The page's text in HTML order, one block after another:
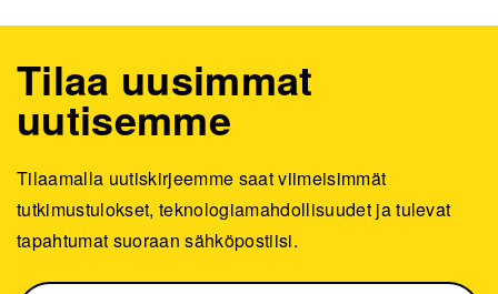
Tilaa uusimmat
uutisemme
Tilaamalla uutiskirjeemme saat viimeisimmät
tutkimustulokset, teknologiamahdollisuudet ja tulevat
tapahtumat suoraan sähköpostiisi.